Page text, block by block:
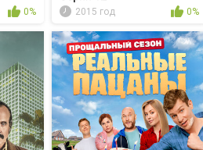
0% 2015 год 0%